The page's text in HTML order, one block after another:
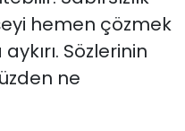
hemen çözmek
Sözlerinin
ne